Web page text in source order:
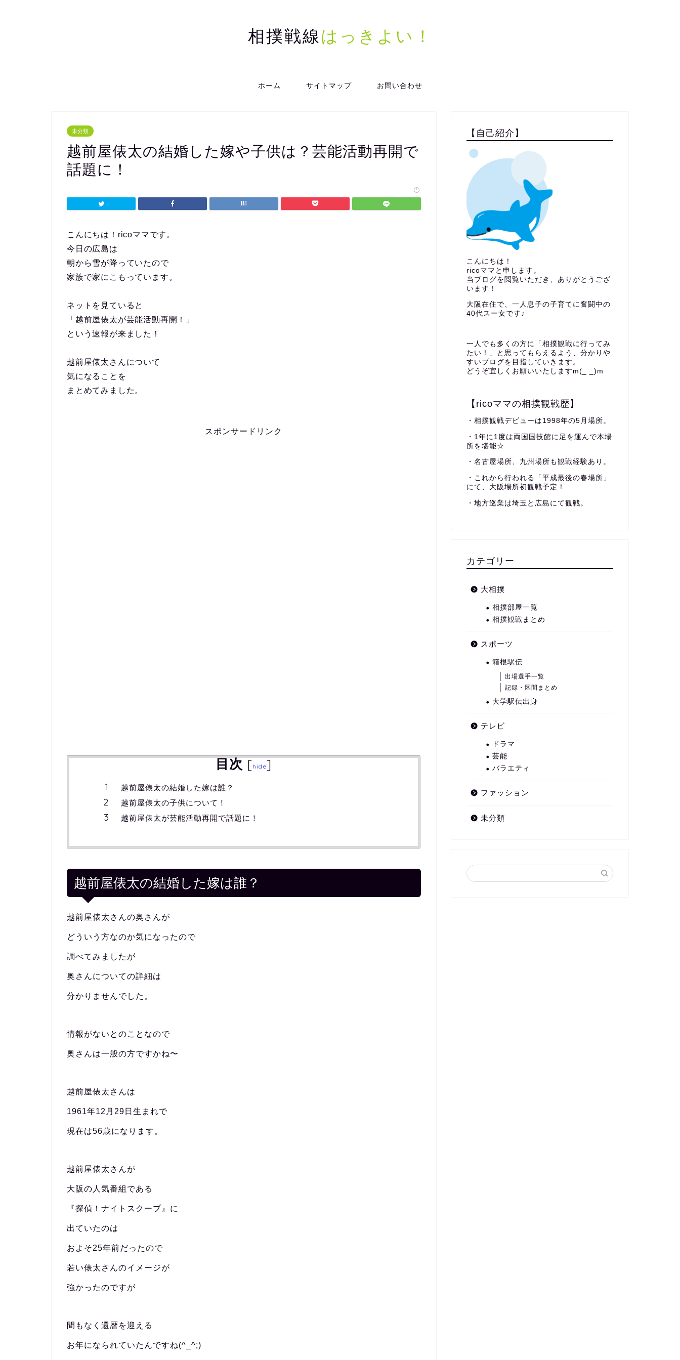
相撲戦線はっきよい！
ホーム サイトマップ お問い合わせ
未分類
越前屋俵太の結婚した嫁や子供は？芸能活動再開で
話題に！
こんにちは！ricoママです。
今日の広島は
朝から雪が降っていたので
家族で家にこもっています。
ネットを見ていると
「越前屋俵太が芸能活動再開！」
という速報が来ました！
越前屋俵太さんについて
気になることを
まとめてみました。
スポンサードリンク
目次 [hide]
越前屋俵太の結婚した嫁は誰？
越前屋俵太の子供について！
越前屋俵太が芸能活動再開で話題に！
越前屋俵太の結婚した嫁は誰？
越前屋俵太さんの奥さんが
どういう方なのか気になったので
調べてみましたが
奥さんについての詳細は
分かりませんでした。
情報がないとのことなので
奥さんは一般の方ですかね〜
越前屋俵太さんは
1961年12月29日生まれで
現在は56歳になります。
越前屋俵太さんが
大阪の人気番組である
『探偵！ナイトスクープ』に
出ていたのは
およそ25年前だったので
若い俵太さんのイメージが
強かったのですが
間もなく還暦を迎える
お年になられていたんですね(^_^;)
【自己紹介】
こんにちは！
ricoママと申します。
当ブログを閲覧いただき、ありがとうござ
います！
大阪在住で、一人息子の子育てに奮闘中の
40代スー女です♪
一人でも多くの方に「相撲観戦に行ってみ
たい！」と思ってもらえるよう、分かりや
すいブログを目指していきます。
どうぞ宜しくお願いいたしますm(_ _)m
【ricoママの相撲観戦歴】
・相撲観戦デビューは1998年の5月場所。
・1年に1度は両国国技館に足を運んで本場
所を堪能☆
・名古屋場所、九州場所も観戦経験あり。
・これから行われる「平成最後の春場所」
にて、大阪場所初観戦予定！
・地方巡業は埼玉と広島にて観戦。
カテゴリー
大相撲
相撲部屋一覧
相撲観戦まとめ
スポーツ
箱根駅伝
出場選手一覧
記録・区間まとめ
大学駅伝出身
テレビ
ドラマ
芸能
バラエティ
ファッション
未分類